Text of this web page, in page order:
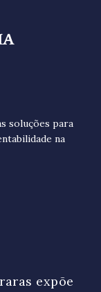
soluções para
na
expõe